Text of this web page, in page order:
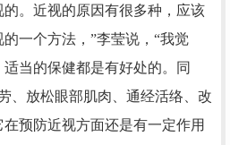
。近视的原因有很多种，应该
一个方法，”李莹说，“我觉
当的保健都是有好处的。同
、放松眼部肌肉、通经活络、改
预防近视方面还是有一定作用